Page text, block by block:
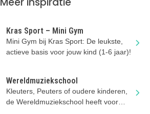
Kras Sport – Mini Gym
Mini Gym bij Kras Sport: De leukste,
actieve basis voor jouw kind (1-6 jaar)!
Wereldmuziekschool
Kleuters, Peuters of oudere kinderen,
de Wereldmuziekschool heeft voor